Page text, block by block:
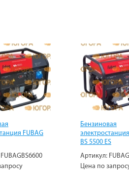
FUBAG
FUBAGBS6600
Бензиновая
BS 5500 ES
Артикул:
Цена по